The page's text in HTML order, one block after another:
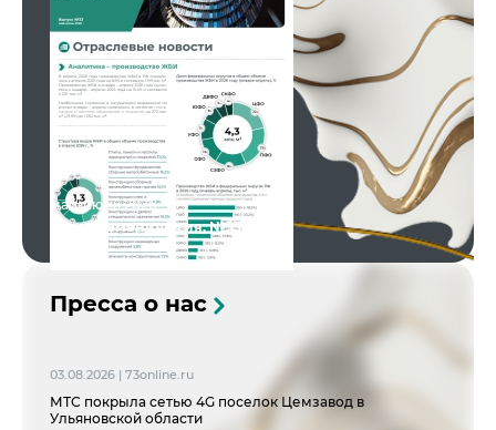
май-июнь 2026
Новая цементология, №33
Пресса о нас
03.08.2026 | 73online.ru
МТС покрыла сетью 4G поселок Цемзавод в
Ульяновской области